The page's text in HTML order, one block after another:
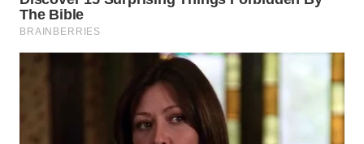
KEPULAUAN
SERIBU